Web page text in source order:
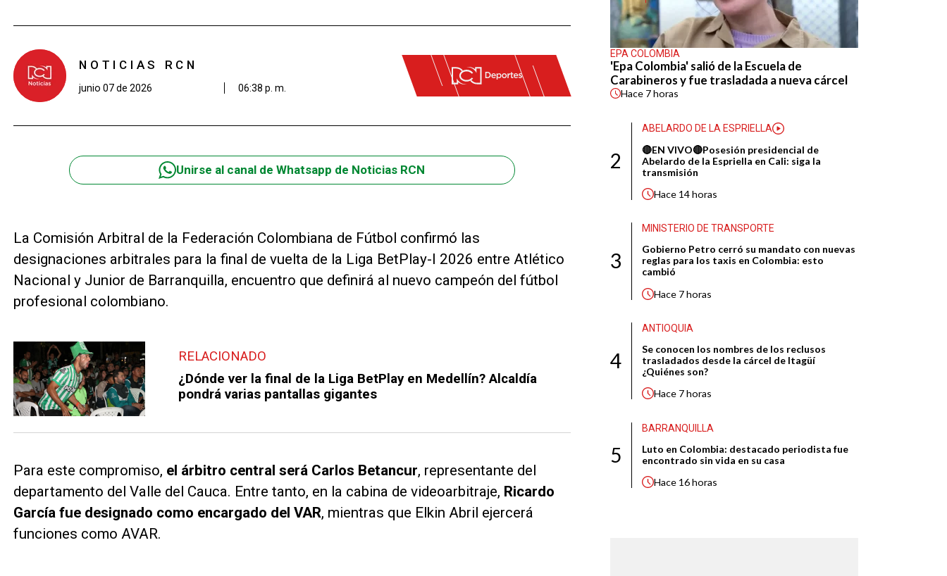
NOTICIAS RCN
junio 07 de 2026 06:38 p. m.
Unirse al canal de Whatsapp de Noticias RCN
La Comisión Arbitral de la Federación Colombiana de Fútbol confirmó las
designaciones arbitrales para la final de vuelta de la Liga BetPlay-I 2026 entre Atlético
Nacional y Junior de Barranquilla, encuentro que definirá al nuevo campeón del fútbol
profesional colombiano.
RELACIONADO
¿Dónde ver la final de la Liga BetPlay en Medellín? Alcaldía
pondrá varias pantallas gigantes
Para este compromiso, el árbitro central será Carlos Betancur, representante del
departamento del Valle del Cauca. Entre tanto, en la cabina de videoarbitraje, Ricardo
García fue designado como encargado del VAR, mientras que Elkin Abril ejercerá
funciones como AVAR.
EPA COLOMBIA
'Epa Colombia' salió de la Escuela de
Carabineros y fue trasladada a nueva cárcel
Hace 7 horas
2
ABELARDO DE LA ESPRIELLA
🔴EN VIVO🔴Posesión presidencial de
Abelardo de la Espriella en Cali: siga la
transmisión
Hace 14 horas
3
MINISTERIO DE TRANSPORTE
Gobierno Petro cerró su mandato con nuevas
reglas para los taxis en Colombia: esto
cambió
Hace 7 horas
4
ANTIOQUIA
Se conocen los nombres de los reclusos
trasladados desde la cárcel de Itagüí
¿Quiénes son?
Hace 7 horas
5
BARRANQUILLA
Luto en Colombia: destacado periodista fue
encontrado sin vida en su casa
Hace 16 horas